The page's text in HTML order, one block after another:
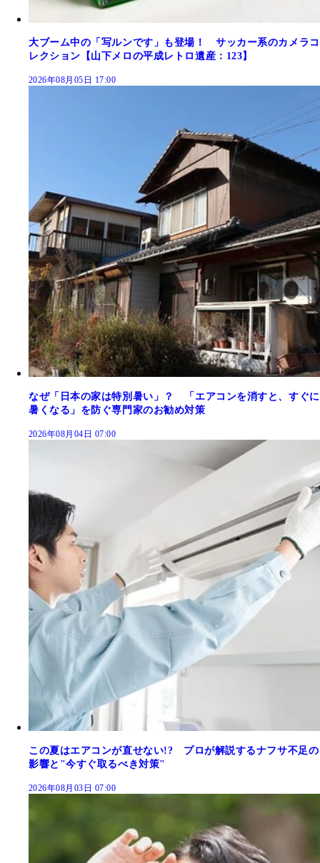
大ブーム中の「写ルンです」も登場！ サッカー系のカメラコ
レクション【山下メロの平成レトロ遺産：123】
2026年08月05日 17:00
なぜ「日本の家は特別暑い」？ 「エアコンを消すと、すぐに
暑くなる」を防ぐ専門家のお勧め対策
2026年08月04日 07:00
この夏はエアコンが直せない!? プロが解説するナフサ不足の
影響と"今すぐ取るべき対策"
2026年08月03日 07:00